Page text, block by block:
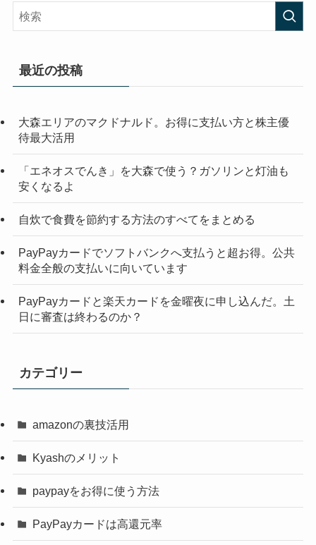
最近の投稿
大森エリアのマクドナルド。お得に支払い方と株主優
待最大活用
「エネオスでんき」を大森で使う？ガソリンと灯油も
安くなるよ
自炊で食費を節約する方法のすべてをまとめる
PayPayカードでソフトバンクへ支払うと超お得。公共
料金全般の支払いに向いています
PayPayカードと楽天カードを金曜夜に申し込んだ。土
日に審査は終わるのか？
カテゴリー
amazonの裏技活用
Kyashのメリット
paypayをお得に使う方法
PayPayカードは高還元率